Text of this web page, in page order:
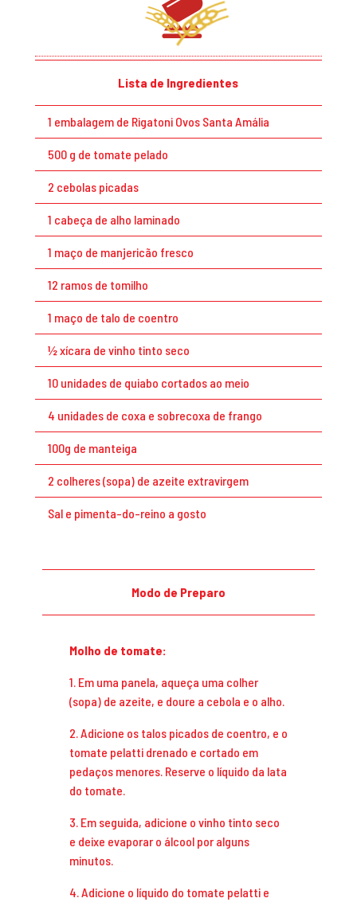
Lista de Ingredientes
1 embalagem de Rigatoni Ovos Santa Amália
500 g de tomate pelado
2 cebolas picadas
1 cabeça de alho laminado
1 maço de manjericão fresco
12 ramos de tomilho
1 maço de talo de coentro
½ xícara de vinho tinto seco
10 unidades de quiabo cortados ao meio
4 unidades de coxa e sobrecoxa de frango
100g de manteiga
2 colheres (sopa) de azeite extravirgem
Sal e pimenta-do-reino a gosto
Modo de Preparo
Molho de tomate:
1. Em uma panela, aqueça uma colher
(sopa) de azeite, e doure a cebola e o alho.
2. Adicione os talos picados de coentro, e o
tomate pelatti drenado e cortado em
pedaços menores. Reserve o líquido da lata
do tomate.
3. Em seguida, adicione o vinho tinto seco
e deixe evaporar o álcool por alguns
minutos.
4. Adicione o líquido do tomate pelatti e